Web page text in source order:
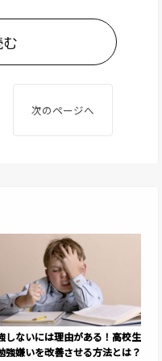
次のページへ
しないには理由がある！高校生
強嫌いを改善させる方法とは？